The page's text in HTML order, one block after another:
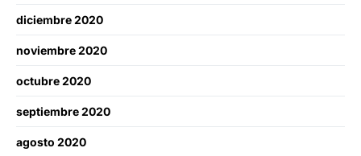
diciembre 2020
noviembre 2020
octubre 2020
septiembre 2020
agosto 2020